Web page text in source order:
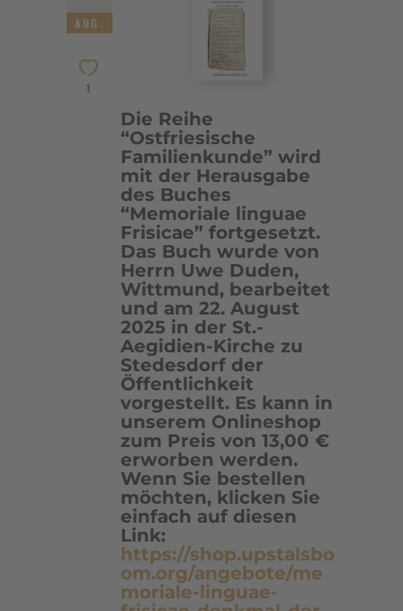
AUG.
1
Die Reihe
“Ostfriesische
Familienkunde” wird
mit der Herausgabe
des Buches
“Memoriale linguae
Frisicae” fortgesetzt.
Das Buch wurde von
Herrn Uwe Duden,
Wittmund, bearbeitet
und am 22. August
2025 in der St.-
Aegidien-Kirche zu
Stedesdorf der
Öffentlichkeit
vorgestellt. Es kann in
unserem Onlineshop
zum Preis von 13,00 €
erworben werden.
Wenn Sie bestellen
möchten, klicken Sie
einfach auf diesen
Link:
https://shop.upstalsbo
om.org/angebote/me
moriale-linguae-